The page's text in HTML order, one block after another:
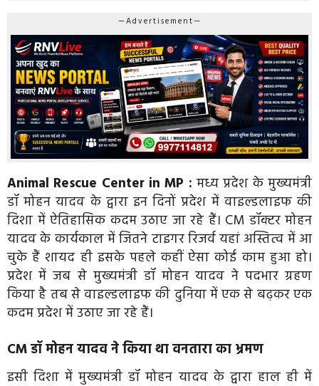
—Advertisement—
Animal Rescue Center in MP : मध्य प्रदेश के मुख्यमंत्री
डॉ मोहन यादव के द्वारा इन दिनों प्रदेश में वाइल्डलाइफ की
दिशा में ऐतिहासिक कदम उठाए जा रहे हैं। CM डॉक्टर मोहन
यादव के कार्यकाल में जितने टाइगर रिजर्व यहां अस्तित्व में आ
चुके हैं शायद ही इसके पहले कहीं ऐसा कोई काम हुआ हो।
प्रदेश में जब से मुख्यमंत्री डॉ मोहन यादव ने पदभार ग्रहण
किया है तब से वाइल्डलाइफ की दुनिया में एक से बढ़कर एक
कदम प्रदेश में उठाए जा रहे हैं।
CM डॉ मोहन यादव ने किया था वनतारा का भ्रमण
इसी दिशा में मुख्यमंत्री डॉ मोहन यादव के द्वारा हाल ही में